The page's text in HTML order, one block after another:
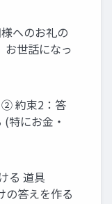
へのお礼の
世話になっ
② 約束2：答
特にお金・
る 道具
の答えを作る